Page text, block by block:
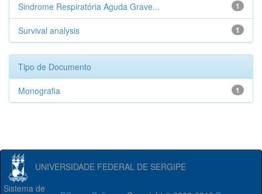
1
Sindrome Respiratória Aguda Grave...
1
Survival analysis
Tipo de Documento
1
Monografia
UNIVERSIDADE FEDERAL DE SERGIPE
Sistema de